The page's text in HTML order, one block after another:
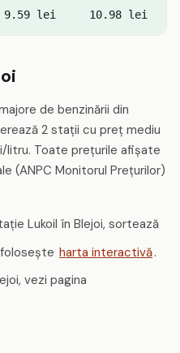
9.59 lei 10.98 lei
de benzinării din
2 stații cu preț mediu
litru. Toate prețurile afișate
(ANPC Monitorul Prețurilor)
Lukoil în Blejoi, sortează
harta interactivă.
vezi pagina